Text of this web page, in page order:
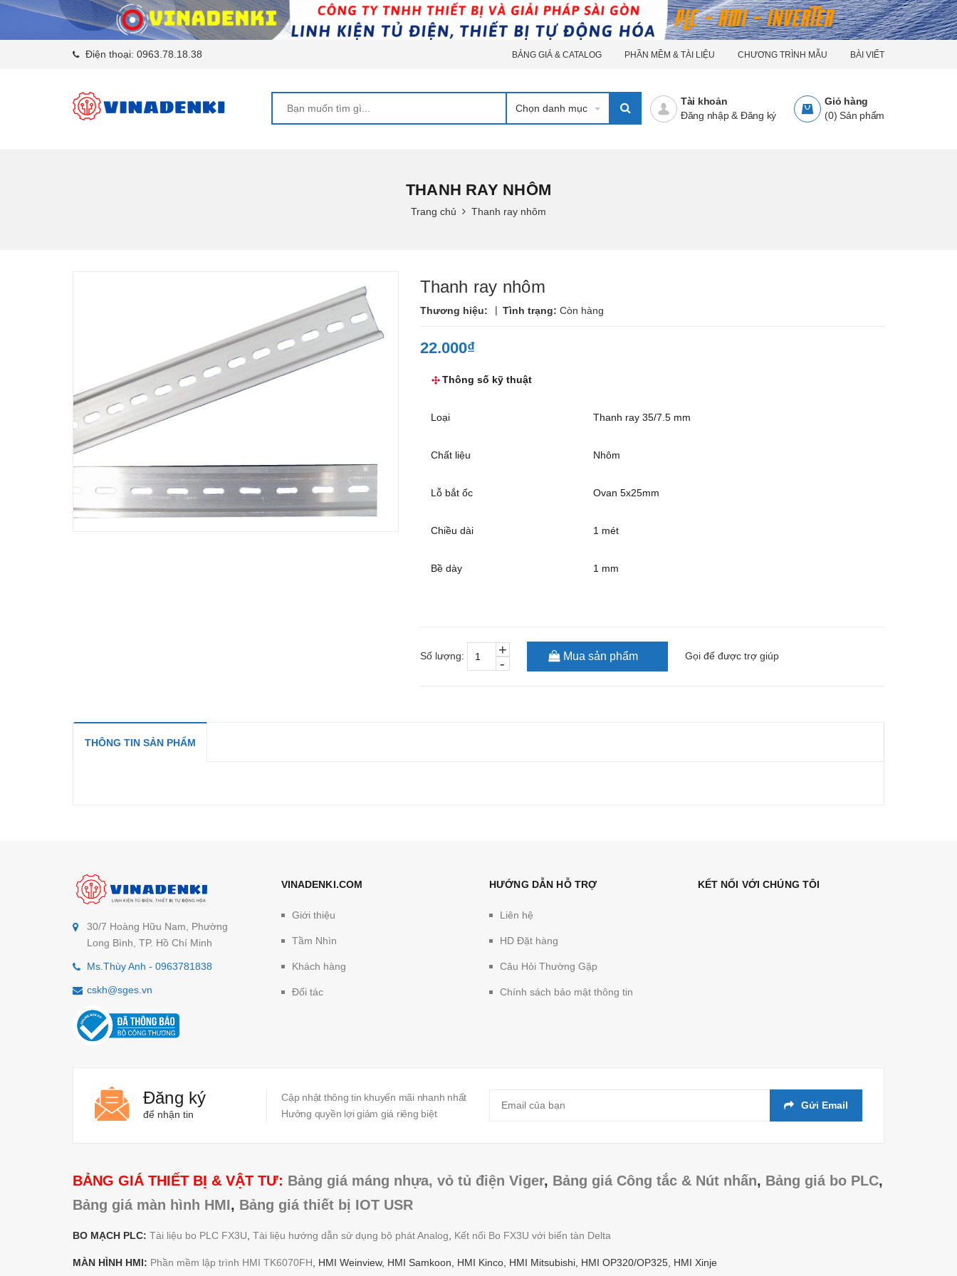
Điện thoại: 0963.78.18.38 BẢNG GIÁ & CATALOG PHẦN MỀM & TÀI LIỆU CHƯƠNG TRÌNH MẪU BÀI VIẾT
Chọn danh mục
Giỏ hàng
(0) Sản phẩm
Tài khoản
Đăng nhập& Đăng ký
THANH RAY NHÔM
Trang chủ Thanh ray nhôm
Thanh ray nhôm
Thương hiệu: | Tình trạng: Còn hàng
22.000₫
Thông số kỹ thuật
Loại Thanh ray 35/7.5 mm
Chất liệu Nhôm
Lỗ bắt ốc Ovan 5x25mm
Chiều dài 1 mét
Bề dày 1 mm
Số lượng: -
+ Mua sản phẩm Gọi để được trợ giúp
THÔNG TIN SẢN PHẨM
30/7 Hoàng Hữu Nam, Phường
Long Bình, TP. Hồ Chí Minh
Ms.Thùy Anh - 0963781838
cskh@sges.vn
VINADENKI.COM
Giới thiệu
Tầm Nhìn
Khách hàng
Đối tác
HƯỚNG DẪN HỖ TRỢ
Liên hệ
HD Đặt hàng
Câu Hỏi Thường Gặp
Chính sách bảo mật thông tin
KẾT NỐI VỚI CHÚNG TÔI
Đăng ký
để nhận tin
Cập nhật thông tin khuyến mãi nhanh nhất
Hưởng quyền lợi giảm giá riêng biệt
Gửi Email
BẢNG GIÁ THIẾT BỊ & VẬT TƯ: Bảng giá máng nhựa, vỏ tủ điện Viger, Bảng giá Công tắc & Nút nhấn, Bảng giá bo PLC,
Bảng giá màn hình HMI, Bảng giá thiết bị IOT USR
BO MẠCH PLC: Tài liệu bo PLC FX3U Tài liệu hướng dẫn sử dụng bộ phát Analog Kết nối Bo FX3U với biến tàn Delta
MÀN HÌNH HMI: Phần mềm lập trình HMI TK6070FH , HMI Weinview, HMI Samkoon, HMI Kinco, HMI Mitsubishi, HMI OP320/OP325, HMI Xinje